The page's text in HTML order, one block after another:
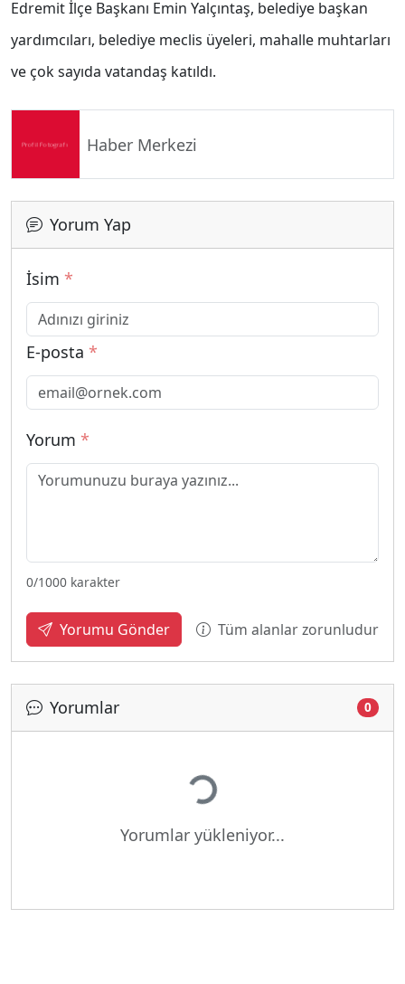
Edremit İlçe Başkanı Emin Yalçıntaş, belediye başkan
yardımcıları, belediye meclis üyeleri, mahalle muhtarları
ve çok sayıda vatandaş katıldı.
Haber Merkezi
Yorum Yap
İsim *
E-posta *
Yorum *
0/1000 karakter
Yorumu Gönder Tüm alanlar zorunludur
Yorumlar 0
Yükleniyor...
Yorumlar yükleniyor...